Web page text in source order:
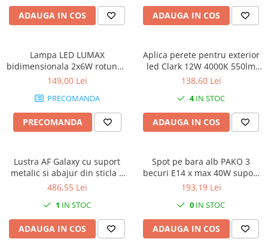
ADAUGA IN COS ADAUGA IN COS
Lampa LED LUMAX
bidimensionala 2x6W rotunda
560lm 4000K IP65 A+
149,00 Lei
PRECOMANDA
PRECOMANDA
Aplica perete pentru exterior
led Clark 12W 4000K 550lm
230x165mm IP54
138,60 Lei
4IN STOC
ADAUGA IN COS
Lustra AF Galaxy cu suport
metalic si abajur din sticla 5
brate dulie E27 x max 60W
486,55 Lei
1 IN STOC
ADAUGA IN COS
Spot pe bara alb PAKO 3
becuri E14 x max 40W suport
si abajur din metal
193,19 Lei
0 IN STOC
ADAUGA IN COS